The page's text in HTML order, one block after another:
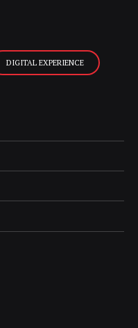
DIGITAL EXPERIENCE